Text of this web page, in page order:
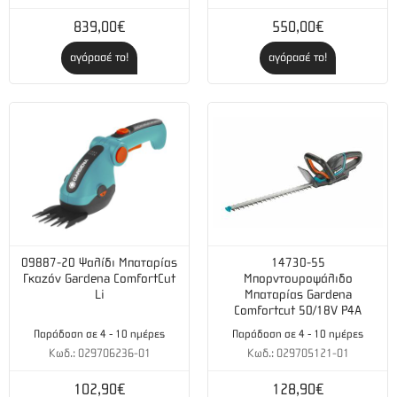
Για καθαρισμό διαφόρων εξαρτημάτων χρησιμοποιείται
αδιάλυτο ή σε αραίωση 1:20, ανάλογα με το είδος των
ακαθαρσιών.
Για χρήση με καθαριστικό μηχάνημα αραίωση 1:5.
Για το δάπεδο αραίωση 1:50, ενώ για καθαρισμό στο σπίτι
γενικότερα αραίωση 1:3 - 1:5.
Συσκευασία : 1L
839,00€
αγόρασέ το!
550,00€
αγόρασέ το!
09887-20 Ψαλίδι Μπαταρίας
Γκαζόν Gardena ComfortCut
Li
Παράδοση σε 4 - 10 ημέρες
Κωδ.: 029706236-01
102,90€
14730-55
Μπορντουροψάλιδο
Μπαταρίας Gardena
Comfortcut 50/18V P4A
Παράδοση σε 4 - 10 ημέρες
Κωδ.: 029705121-01
128,90€